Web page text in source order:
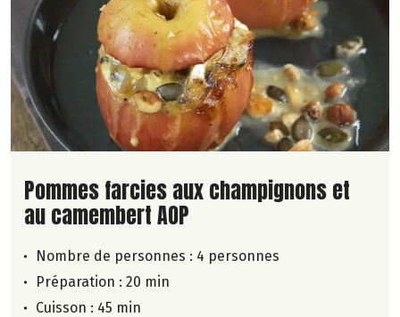
Lire la suite de la recette
Pommes farcies aux champignons et
au camembert AOP
Nombre de personnes : 4 personnes
Préparation : 20 min
Cuisson : 45 min